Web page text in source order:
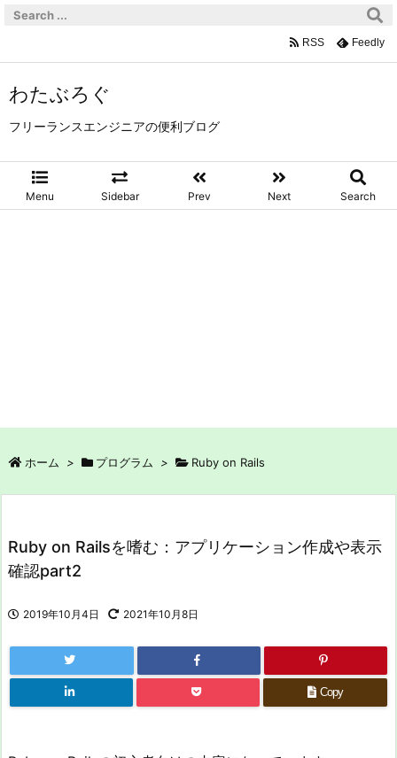
わたぶろぐ
フリーランスエンジニアの便利ブログ
Menu Sidebar Prev Next Search
RSS Feedly
ホーム > プログラム > Ruby on Rails
Ruby on Railsを嗜む：アプリケーション作成や表示
確認part2
2019年10月4日 2021年10月8日
Copy